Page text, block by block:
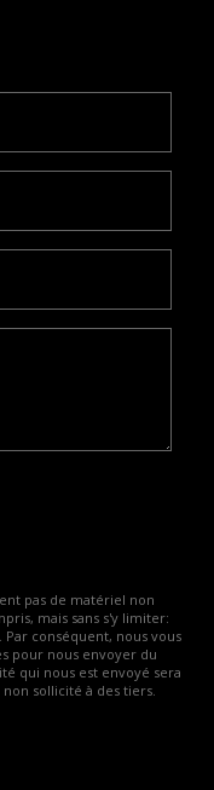
pas de matériel non
mais sans s'y limiter:
Par conséquent, nous vous
pour nous envoyer du
qui nous est envoyé sera
sollicité à des tiers.